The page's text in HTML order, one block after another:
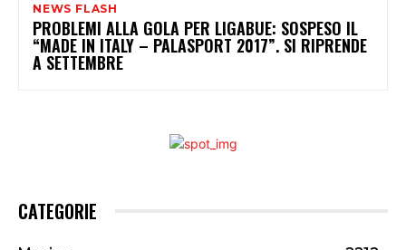
NEWS FLASH
PROBLEMI ALLA GOLA PER LIGABUE: SOSPESO IL
“MADE IN ITALY – PALASPORT 2017”. SI RIPRENDE
A SETTEMBRE
CATEGORIE